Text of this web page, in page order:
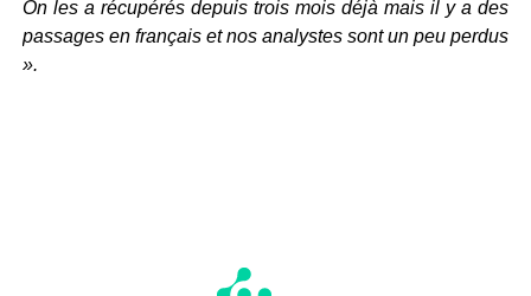
On les a récupérés depuis trois mois déjà mais il y a des
passages en français et nos analystes sont un peu perdus
».